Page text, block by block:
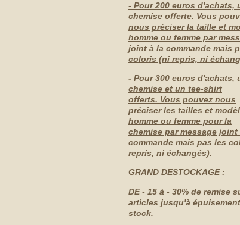
- Pour 200 euros d'achats,
chemise offerte. Vous
nous préciser la taille et
homme ou femme par
joint à la commande mais
coloris (ni repris, ni
- Pour 300 euros d'achats,
chemise et un tee-shirt
offerts. Vous pouvez nous
préciser les tailles et
homme ou femme pour la
chemise par message joint
commande mais pas les
repris, ni échangés).
GRAND DESTOCKAGE :
DE - 15 à - 30% de remise
articles jusqu'à
stock.